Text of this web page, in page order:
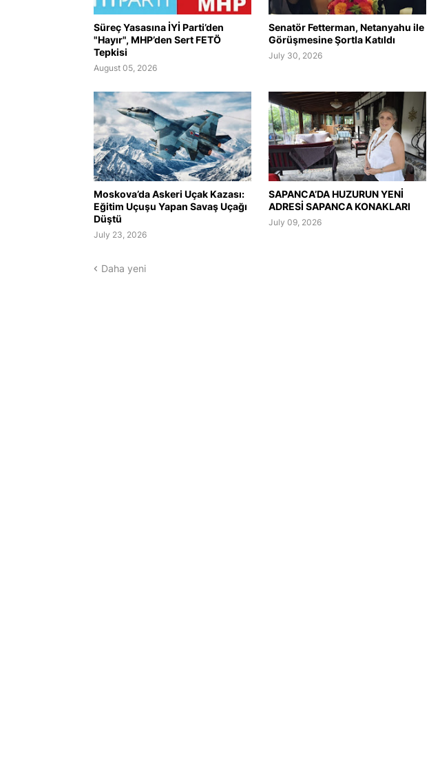
Süreç Yasasına İYİ Parti’den
"Hayır", MHP’den Sert FETÖ
Tepkisi
August 05, 2026
Senatör Fetterman, Netanyahu ile
Görüşmesine Şortla Katıldı
July 30, 2026
Moskova’da Askeri Uçak Kazası:
Eğitim Uçuşu Yapan Savaş Uçağı
Düştü
July 23, 2026
SAPANCA’DA HUZURUN YENİ
ADRESİ SAPANCA KONAKLARI
July 09, 2026
Daha yeni